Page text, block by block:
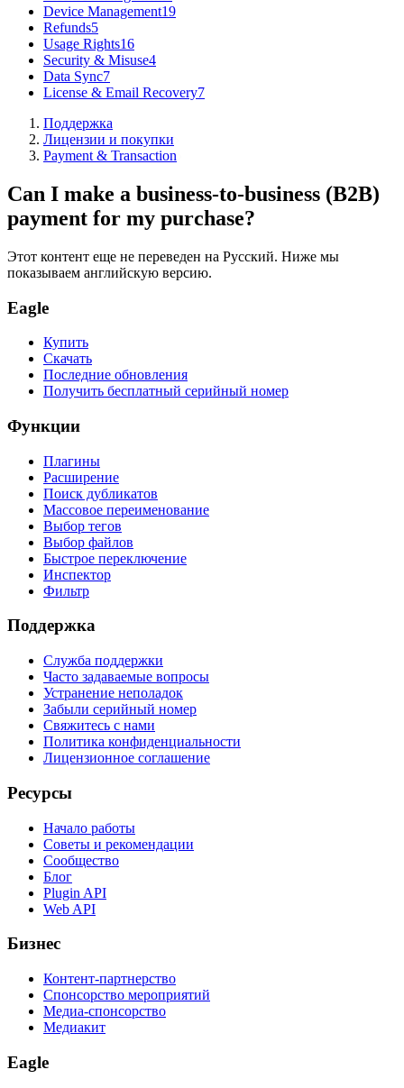
Device Management19
Refunds5
Usage Rights16
Security & Misuse4
Data Sync7
License & Email Recovery7
Поддержка
Лицензии и покупки
Payment & Transaction
Can I make a business-to-business (B2B)
payment for my purchase?
Этот контент еще не переведен на Русский. Ниже мы
показываем английскую версию.
Eagle
Купить
Скачать
Последние обновления
Получить бесплатный серийный номер
Функции
Плагины
Расширение
Поиск дубликатов
Массовое переименование
Выбор тегов
Выбор файлов
Быстрое переключение
Инспектор
Фильтр
Поддержка
Служба поддержки
Часто задаваемые вопросы
Устранение неполадок
Забыли серийный номер
Свяжитесь с нами
Политика конфиденциальности
Лицензионное соглашение
Ресурсы
Начало работы
Советы и рекомендации
Сообщество
Блог
Plugin API
Web API
Бизнес
Контент-партнерство
Спонсорство мероприятий
Медиа-спонсорство
Медиакит
Eagle